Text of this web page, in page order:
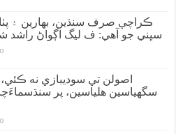
ڪراچي صرف سنڌين، بهارين ۽
سڀني جو آهي: ف ليگ اڳواڻ راشد
سگهياسين هلياسين، پر